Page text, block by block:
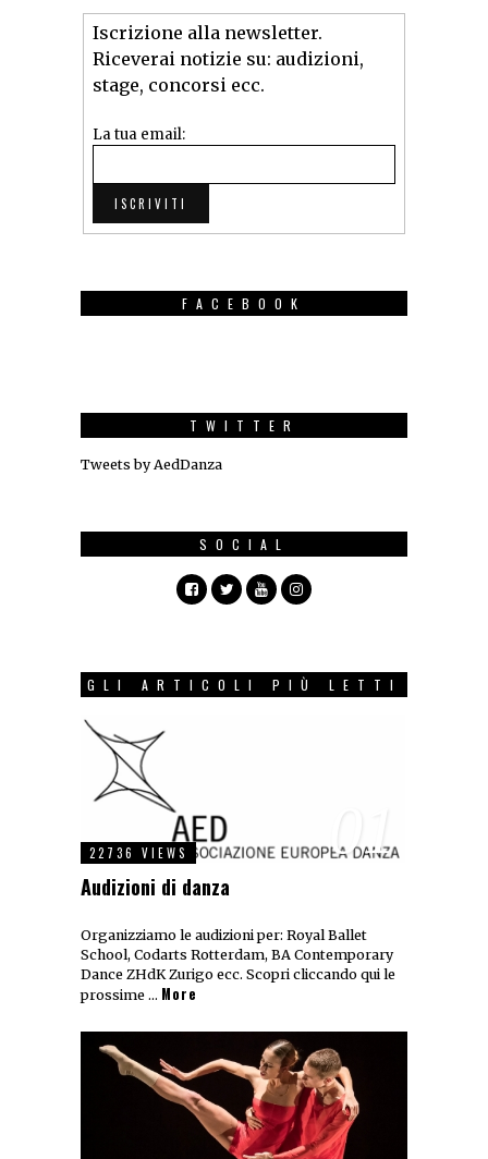
Iscrizione alla newsletter.
Riceverai notizie su: audizioni,
stage, concorsi ecc.
La tua email:
FACEBOOK
TWITTER
Tweets by AedDanza
SOCIAL
GLI ARTICOLI PIÙ LETTI
01
22736 VIEWS
Audizioni di danza
Organizziamo le audizioni per: Royal Ballet
School, Codarts Rotterdam, BA Contemporary
Dance ZHdK Zurigo ecc. Scopri cliccando qui le
prossime … More